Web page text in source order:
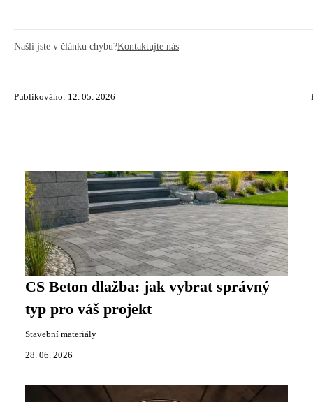
Našli jste v článku chybu?Kontaktujte nás
Publikováno: 12. 05. 2026
CS Beton dlažba: jak vybrat správný
typ pro váš projekt
Stavební materiály
28. 06. 2026